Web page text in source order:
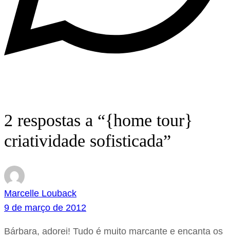
2 respostas a “{home tour}
criatividade sofisticada”
Marcelle Louback
9 de março de 2012
Bárbara, adorei! Tudo é muito marcante e encanta os